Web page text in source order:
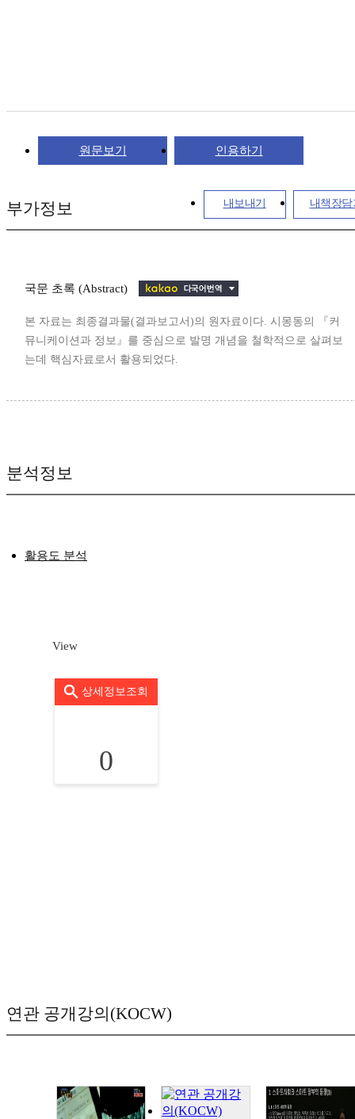
원문보기 인용하기
내보내기 내책장담
부가정보
국문 초록 (Abstract)
본 자료는 최종결과물(결과보고서)의 원자료이다. 시몽동의 『커
뮤니케이션과 정보』를 중심으로 발명 개념을 철학적으로 살펴보
는데 핵심자료로서 활용되었다.
분석정보
활용도 분석
View
상세정보조회
0
연관 공개강의(KOCW)